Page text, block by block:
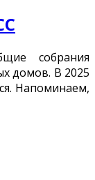
собрания
домов. В 2025
Напоминаем,